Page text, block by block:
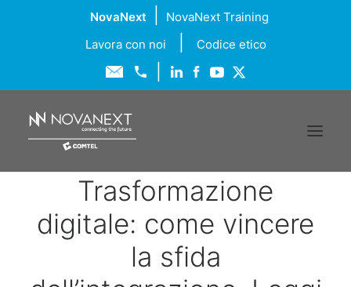
NovaNext
NovaNext Training
Lavora con noi
Codice etico
Soluzioni
Servizi
Trasformazione
digitale: come vincere
la sfida